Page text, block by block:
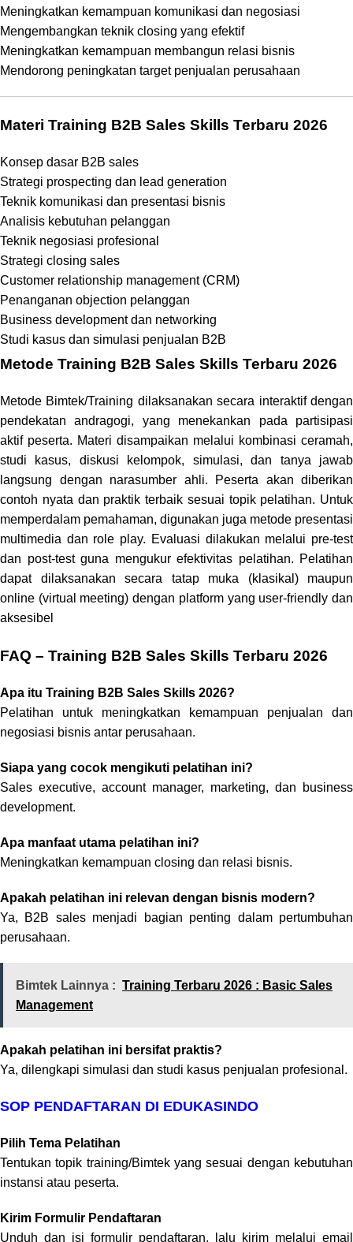
Meningkatkan kemampuan komunikasi dan negosiasi
Mengembangkan teknik closing yang efektif
Meningkatkan kemampuan membangun relasi bisnis
Mendorong peningkatan target penjualan perusahaan
Materi Training B2B Sales Skills Terbaru 2026
Konsep dasar B2B sales
Strategi prospecting dan lead generation
Teknik komunikasi dan presentasi bisnis
Analisis kebutuhan pelanggan
Teknik negosiasi profesional
Strategi closing sales
Customer relationship management (CRM)
Penanganan objection pelanggan
Business development dan networking
Studi kasus dan simulasi penjualan B2B
Metode Training B2B Sales Skills Terbaru 2026
Metode Bimtek/Training dilaksanakan secara interaktif dengan
pendekatan andragogi, yang menekankan pada partisipasi
aktif peserta. Materi disampaikan melalui kombinasi ceramah,
studi kasus, diskusi kelompok, simulasi, dan tanya jawab
langsung dengan narasumber ahli. Peserta akan diberikan
contoh nyata dan praktik terbaik sesuai topik pelatihan. Untuk
memperdalam pemahaman, digunakan juga metode presentasi
multimedia dan role play. Evaluasi dilakukan melalui pre-test
dan post-test guna mengukur efektivitas pelatihan. Pelatihan
dapat dilaksanakan secara tatap muka (klasikal) maupun
online (virtual meeting) dengan platform yang user-friendly dan
aksesibel
FAQ – Training B2B Sales Skills Terbaru 2026
Apa itu Training B2B Sales Skills 2026?
Pelatihan untuk meningkatkan kemampuan penjualan dan
negosiasi bisnis antar perusahaan.
Siapa yang cocok mengikuti pelatihan ini?
Sales executive, account manager, marketing, dan business
development.
Apa manfaat utama pelatihan ini?
Meningkatkan kemampuan closing dan relasi bisnis.
Apakah pelatihan ini relevan dengan bisnis modern?
Ya, B2B sales menjadi bagian penting dalam pertumbuhan
perusahaan.
Bimtek Lainnya : Training Terbaru 2026 : Basic Sales
Management
Apakah pelatihan ini bersifat praktis?
Ya, dilengkapi simulasi dan studi kasus penjualan profesional.
SOP PENDAFTARAN DI EDUKASINDO
Pilih Tema Pelatihan
Tentukan topik training/Bimtek yang sesuai dengan kebutuhan
instansi atau peserta.
Kirim Formulir Pendaftaran
Unduh dan isi formulir pendaftaran, lalu kirim melalui email